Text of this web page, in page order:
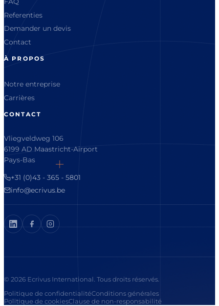
Referenties
Demander un devis
Contact
À PROPOS
Notre entreprise
Carrières
CONTACT
Vliegveldweg 106
6199 AD Maastricht-Airport
Pays-Bas
+31 (0)43 - 365 - 5801
info@ecrivus.be
© 2026 Ecrivus International. Tous droits réservés.
Politique de confidentialitéConditions générales
Politique de cookiesClause de non-responsabilité